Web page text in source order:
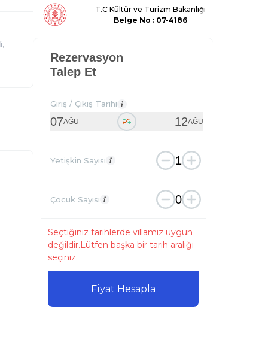
T.C Kültür ve Turizm Bakanlığı
Belge No : 07-4186
Rezervasyon
Talep Et
Giriş / Çıkış Tarihi
07AĞU 12AĞU
Yetişkin Sayısı 1
Çocuk Sayısı 0
Seçtiğiniz tarihlerde villamız uygun
değildir.Lütfen başka bir tarih aralığı
seçiniz.
Fiyat Hesapla